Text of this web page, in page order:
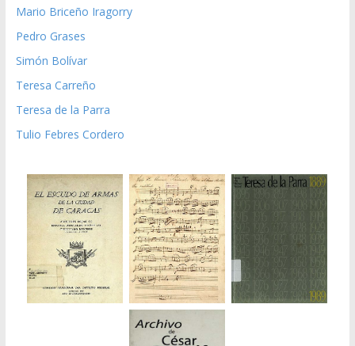
Mario Briceño Iragorry
Pedro Grases
Simón Bolívar
Teresa Carreño
Teresa de la Parra
Tulio Febres Cordero